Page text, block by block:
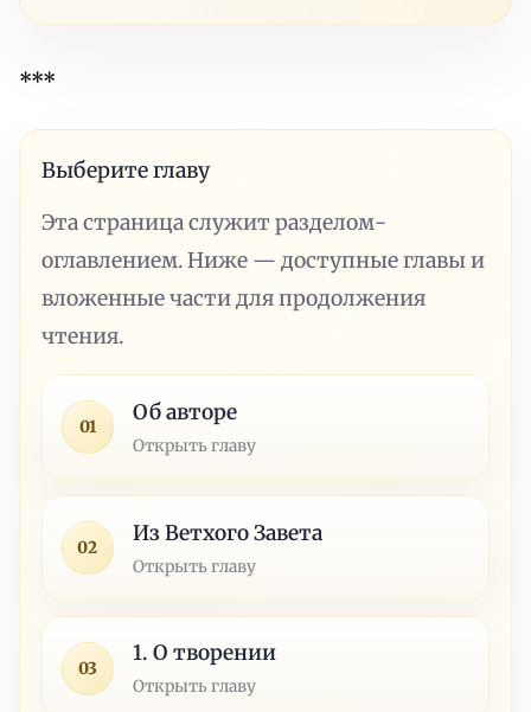
***
Выберите главу
Эта страница служит разделом-
оглавлением. Ниже — доступные главы и
вложенные части для продолжения
чтения.
01
Об авторе
Открыть главу
02
Из Ветхого Завета
Открыть главу
03
1. О творении
Открыть главу